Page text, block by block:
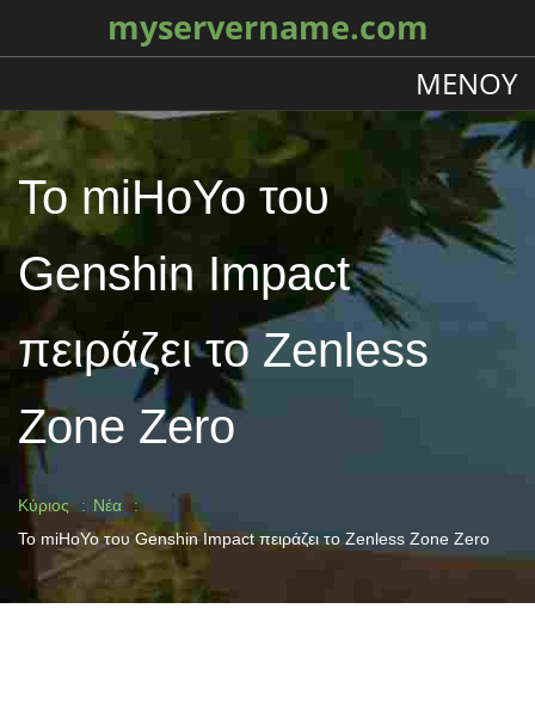
myservername.com
ΜΕΝΟΎ
Το miHoYo του
Genshin Impact
πειράζει το Zenless
Zone Zero
Κύριος
Νέα
Το miHoYo του Genshin Impact πειράζει το Zenless Zone Zero